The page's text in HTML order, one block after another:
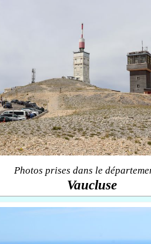
Photos prises dans le
Vaucluse